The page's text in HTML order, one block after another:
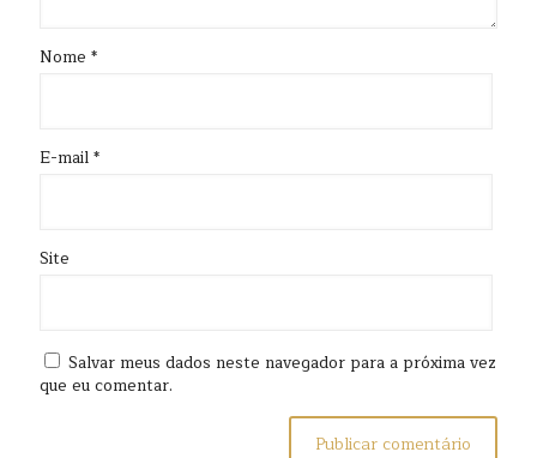
Nome *
E-mail*
Site
Salvar meus dados neste navegador para a próxima vez
que eu comentar.